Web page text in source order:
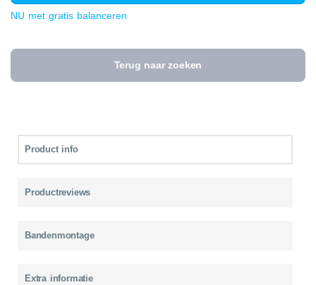
NU met gratis balanceren
Terug naar zoeken
Product info
Productreviews
Bandenmontage
Extra informatie